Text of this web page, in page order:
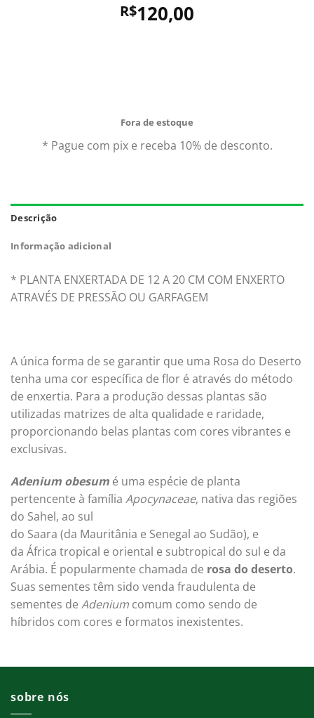
R$120,00
Fora de estoque
* Pague com pix e receba 10% de desconto.
Descrição
Informação adicional
* PLANTA ENXERTADA DE 12 A 20 CM COM ENXERTO
ATRAVÉS DE PRESSÃO OU GARFAGEM
A única forma de se garantir que uma Rosa do Deserto
tenha uma cor especí­fica de flor é através do método
de enxertia. Para a produção dessas plantas são
utilizadas matrizes de alta qualidade e raridade,
proporcionando belas plantas com cores vibrantes e
exclusivas.
Adenium obesum é uma espécie de planta
pertencente à família Apocynaceae, nativa das regiões
do Sahel, ao sul
do Saara (da Mauritânia e Senegal ao Sudão), e
da África tropical e oriental e subtropical do sul e da
Arábia. É popularmente chamada de rosa do deserto.
Suas sementes têm sido venda fraudulenta de
sementes de Adenium comum como sendo de
híbridos com cores e formatos inexistentes.
sobre nós